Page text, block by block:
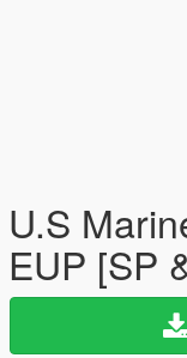
U.S
EUP [SP